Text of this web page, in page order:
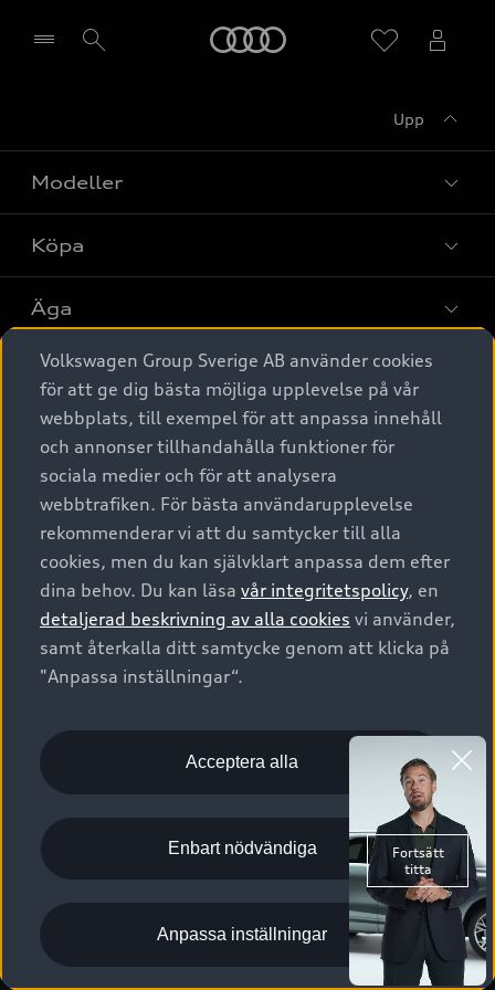
Upp
Modeller
Alla modeller
Elbilar
A6 modellerna
SUV
Avant
Audi Sport
Köpa
Privaterbjudanden
Privatleasing
Nya bilar i lager
Begagnade bilar i lager
Audi approved :plus - så gott som nya
Finansiering
Audi exclusive
Provkörning
Äga
Service & tillbehör
Audi digital services
Originaltillbehör - köp online
Garantier
Försäkring
Digitala manualer för din Audi
Audi Collection – livsstilsartiklar
Vanliga frågor
2G/3G nätet stängs ned - Hur påverkas min bil av detta?
Tjänstebil
Tjänstebil
Business lease online
Företagsleasing
Om Audi Sverige
Kontakta oss
Audi Återförsäljare/-serviceverkstad
myAudi
Pressmeddelanden
Nyhetsbrev
Vårt hållbarhetsarbete
Lediga tjänster huvudkontor
Lediga tjänster hos Audi Återförsäljare
Kommentar till mediauppgifter om dataläcka
© 2026 AUDI SVERIGE. All Rights Reserved.
Utgivare Juridiskt
Juridiskt Audi AG
Juridiskt Audi Digital Giveaway
Anpassa inställningar för cookies
Visselblåsarkanaler
Volkswagen Group Sverige AB använder cookies
för att ge dig bästa möjliga upplevelse på vår
webbplats, till exempel för att anpassa innehåll
och annonser tillhandahålla funktioner för
sociala medier och för att analysera
webbtrafiken. För bästa användarupplevelse
rekommenderar vi att du samtycker till alla
cookies, men du kan självklart anpassa dem efter
dina behov. Du kan läsa vår integritetspolicy, en
detaljerad beskrivning av alla cookies vi använder,
samt återkalla ditt samtycke genom att klicka på
"Anpassa inställningar“.
Acceptera alla
Enbart nödvändiga
Anpassa inställningar